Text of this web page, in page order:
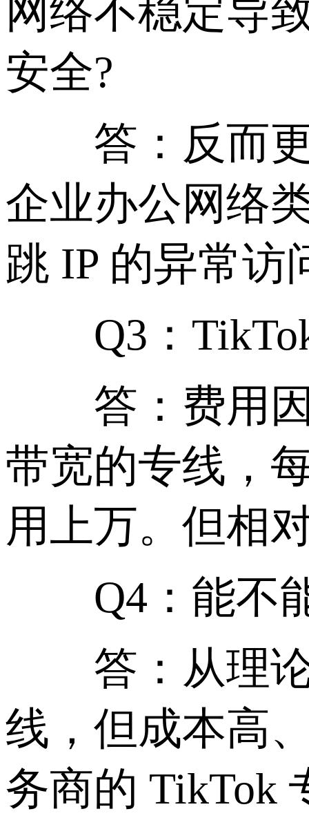
网络不稳定导
安全?
答：反而更
企业办公网络
跳 IP 的异常访
Q3：TikTok
答：费用因
带宽的专线，
用上万。但相
Q4：能不能
答：从理论
线，但成本高
务商的 TikTok